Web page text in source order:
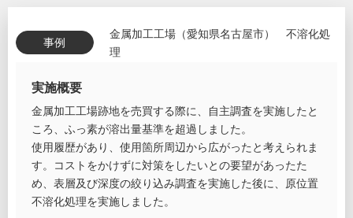
事例
金属加工工場（愛知県名古屋市） 不溶化処
理
実施概要
金属加工工場跡地を売買する際に、自主調査を実施したと
ころ、ふっ素が溶出量基準を超過しました。
使用履歴があり、使用箇所周辺から広がったと考えられま
す。コストをかけずに対策をしたいとの要望があったた
め、表層及び深度の絞り込み調査を実施した後に、原位置
不溶化処理を実施しました。